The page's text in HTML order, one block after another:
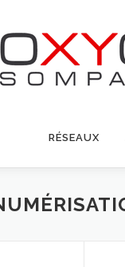
RÉSEAUX